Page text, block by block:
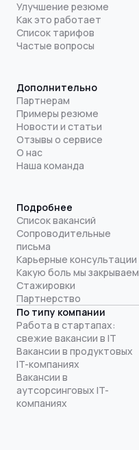
Улучшение резюме
Как это работает
Список тарифов
Частые вопросы
Дополнительно
Партнерам
Примеры резюме
Новости и статьи
Отзывы о сервисе
О нас
Наша команда
Подробнее
Список вакансий
Сопроводительные
письма
Карьерные консультации
Какую боль мы закрываем
Стажировки
Партнерство
По типу компании
Работа в стартапах:
свежие вакансии в IT
Вакансии в продуктовых
IT-компаниях
Вакансии в
аутсорсинговых IT-
компаниях